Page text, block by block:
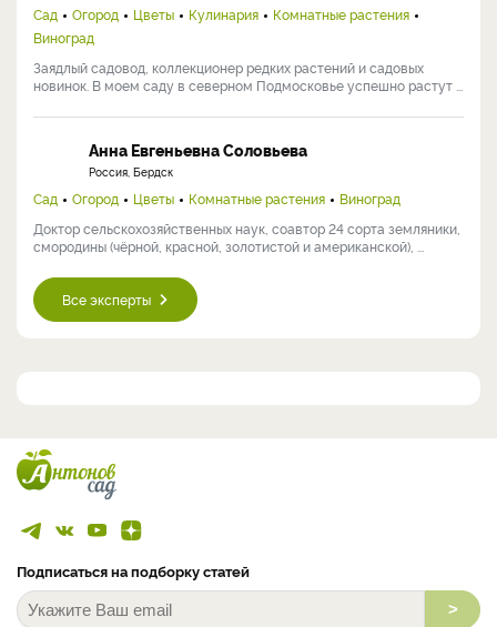
Сад Огород Цветы Кулинария
Комнатные растения
Виноград
Заядлый садовод, коллекционер редких растений и садовых
новинок. В моем саду в северном Подмосковье успешно растут ...
Анна Евгеньевна Соловьева
Россия, Бердск
Сад Огород Цветы Комнатные растения
Виноград
Доктор сельскохозяйственных наук, соавтор 24 сорта земляники,
смородины (чёрной, красной, золотистой и американской), ...
Все эксперты
Подписаться на подборку статей
>